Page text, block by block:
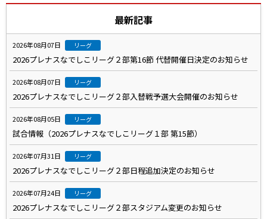
最新記事
2026年08月07日 リーグ
2026プレナスなでしこリーグ２部第16節 代替開催日決定のお知らせ
2026年08月07日 リーグ
2026プレナスなでしこリーグ２部入替戦予選大会開催のお知らせ
2026年08月05日 リーグ
試合情報（2026プレナスなでしこリーグ１部 第15節）
2026年07月31日 リーグ
2026プレナスなでしこリーグ２部日程追加決定のお知らせ
2026年07月24日 リーグ
2026プレナスなでしこリーグ２部スタジアム変更のお知らせ